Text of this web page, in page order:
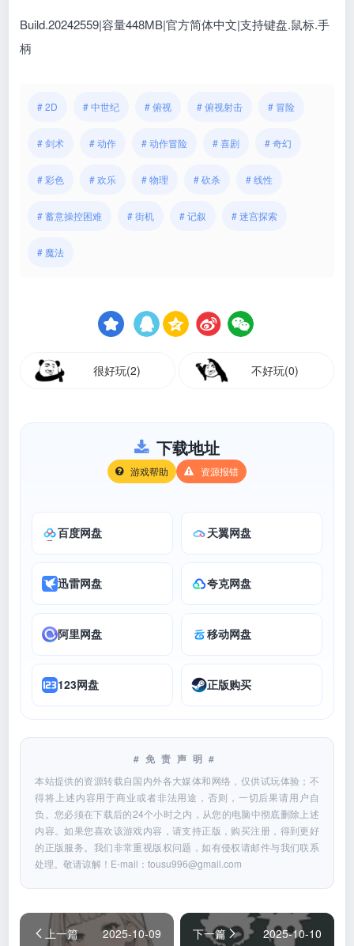
Build.20242559|容量448MB|官方简体中文|支持键盘.鼠标.手
柄
# 2D # 中世纪 # 俯视 # 俯视射击 # 冒险
# 剑术 # 动作 # 动作冒险 # 喜剧 # 奇幻
# 彩色 # 欢乐 # 物理 # 砍杀 # 线性
# 蓄意操控困难 # 街机 # 记叙 # 迷宫探索
# 魔法
很好玩(2) 不好玩(0)
下载地址
游戏帮助 资源报错
百度网盘 天翼网盘
迅雷网盘 夸克网盘
阿里网盘 移动网盘
123网盘 正版购买
#免责声明#
本站提供的资源转载自国内外各大媒体和网络，仅供试玩体验；不
得将上述内容用于商业或者非法用途，否则，一切后果请用户自
负。您必须在下载后的24个小时之内，从您的电脑中彻底删除上述
内容。如果您喜欢该游戏内容，请支持正版，购买注册，得到更好
的正版服务。我们非常重视版权问题，如有侵权请邮件与我们联系
处理。敬请谅解！E-mail：tousu996@gmail.com
上一篇
2025-10-09
下一篇
2025-10-10